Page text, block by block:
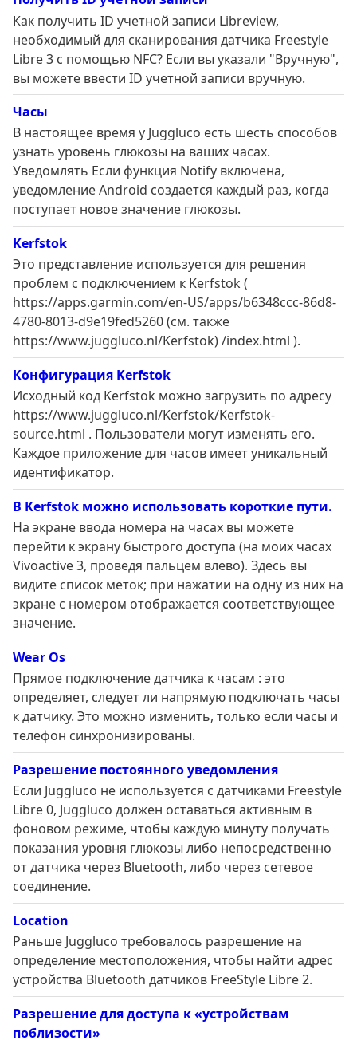
Как получить ID учетной записи Libreview,
необходимый для сканирования датчика Freestyle
Libre 3 с помощью NFC? Если вы указали "Вручную",
вы можете ввести ID учетной записи вручную.
Часы
В настоящее время у Juggluco есть шесть способов
узнать уровень глюкозы на ваших часах.
Уведомлять Если функция Notify включена,
уведомление Android создается каждый раз, когда
поступает новое значение глюкозы.
Kerfstok
Это представление используется для решения
проблем с подключением к Kerfstok (
https://apps.garmin.com/en-US/apps/b6348ccc-86d8-
4780-8013-d9e19fed5260 (см. также
https://www.juggluco.nl/Kerfstok) /index.html ).
Конфигурация Kerfstok
Исходный код Kerfstok можно загрузить по адресу
https://www.juggluco.nl/Kerfstok/Kerfstok-
source.html . Пользователи могут изменять его.
Каждое приложение для часов имеет уникальный
идентификатор.
В Kerfstok можно использовать короткие пути.
На экране ввода номера на часах вы можете
перейти к экрану быстрого доступа (на моих часах
Vivoactive 3, проведя пальцем влево). Здесь вы
видите список меток; при нажатии на одну из них на
экране с номером отображается соответствующее
значение.
Wear Os
Прямое подключение датчика к часам : это
определяет, следует ли напрямую подключать часы
к датчику. Это можно изменить, только если часы и
телефон синхронизированы.
Разрешение постоянного уведомления
Если Juggluco не используется с датчиками Freestyle
Libre 0, Juggluco должен оставаться активным в
фоновом режиме, чтобы каждую минуту получать
показания уровня глюкозы либо непосредственно
от датчика через Bluetooth, либо через сетевое
соединение.
Location
Раньше Juggluco требовалось разрешение на
определение местоположения, чтобы найти адрес
устройства Bluetooth датчиков FreeStyle Libre 2.
Разрешение для доступа к «устройствам
поблизости»